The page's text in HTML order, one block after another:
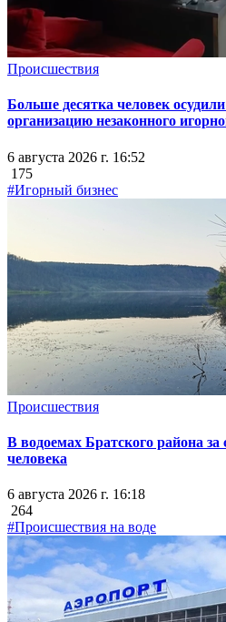
Происшествия
Больше десятка человек
организацию незаконного
6 августа 2026 г. 16:52
175
#Игорный бизнес
Происшествия
В водоемах Братского района за
человека
6 августа 2026 г. 16:18
264
#Происшествия на воде